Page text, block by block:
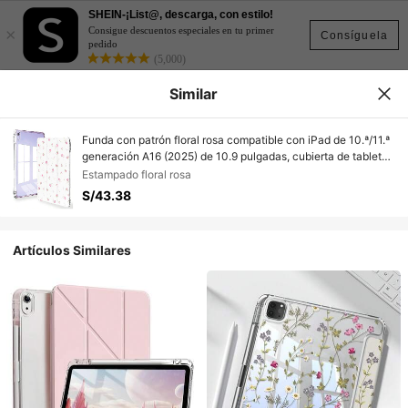
Consíguela
×
SHEIN-¡List@, descarga, con estilo!
Consigue descuentos especiales en tu primer
pedido
(5,000)
Similar
Funda con patrón floral rosa compatible con iPad de 10.ª/11.ª
generación A16 (2025) de 10.9 pulgadas, cubierta de tableta
de cristal acrílico con soporte plegable de tres pliegues,
compatible con la función de suspensión/activación
automática (accesorios de tableta no incluidos).
Estampado floral rosa
S/43.38
Artículos Similares